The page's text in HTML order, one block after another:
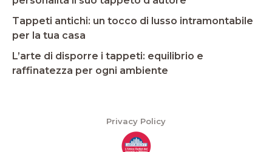
Tappeti antichi: un tocco di lusso intramontabile
per la tua casa
L’arte di disporre i tappeti: equilibrio e
raffinatezza per ogni ambiente
Privacy Policy